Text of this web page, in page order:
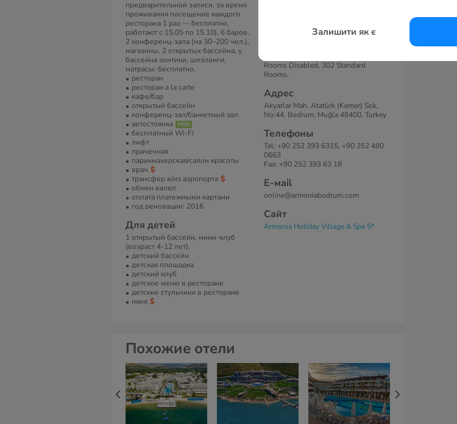
Залишити як є
предварительной записи, за время
проживания посещение каждого
ресторана 1 раз — бесплатно,
работают с 15.05 по 15.10), 6 баров,
2 конференц-зала (на 30–200 чел.),
магазины, 2 открытых бассейна, у
бассейна зонтики, шезлонги,
матрасы: бесплатно.
ресторан
ресторан a la carte
кафе/бар
открытый бассейн
конференц-зал/банкетный зал
автостоянка
бесплатный Wi-Fi
лифт
прачечная
парикмахерская/салон красоты
врач
трансфер в/из аэропорта
обмен валют
оплата платежными картами
год реновации: 2016
Для детей
1 открытый бассейн, мини-клуб
(возраст 4-12 лет).
детский бассейн
детская площадка
детский клуб
детское меню в ресторане
детские стульчики в ресторане
няня
В отеле 381 номер: 5 Deluxe Suits, 8
Rooms Disabled, 302 Standard
Rooms.
Адрес
Akyarlar Mah. Atatürk (Kemer) Sok.
No:44, Bodrum, Muğla 48400, Turkey
Телефоны
Tel: +90 252 393 6315, +90 252 480
0663
Fax: +90 252 393 63 18
Е-маil
online@armoniabodrum.com
Сайт
Armonia Holiday Village & Spa 5*
Похожие отели